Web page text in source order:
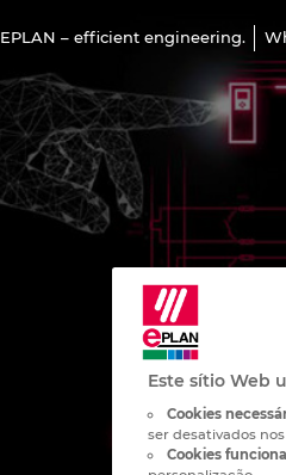
EPLAN – efficient engineering.
Este sítio Web
Cookies
ser desativados
Cookies